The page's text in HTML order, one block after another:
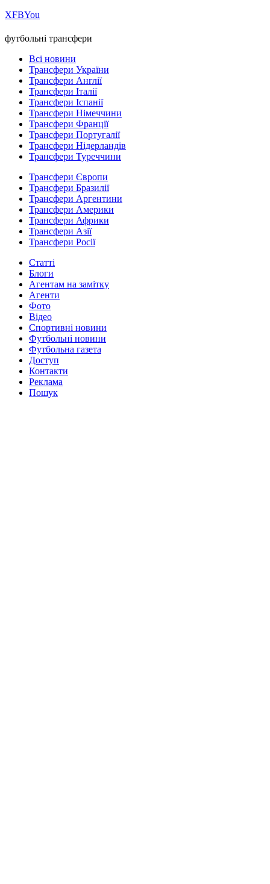
ХFBYou
футбольні трансфери
Всі новини
Трансфери України
Трансфери Англії
Трансфери Італії
Трансфери Іспанії
Трансфери Німеччини
Трансфери Франції
Трансфери Португалії
Трансфери Нідерландів
Трансфери Туреччини
Трансфери Європи
Трансфери Бразилії
Трансфери Аргентини
Трансфери Америки
Трансфери Африки
Трансфери Азії
Трансфери Росії
Статті
Блоги
Агентам на замітку
Агенти
Фото
Відео
Спортивні новини
Футбольні новини
Футбольна газета
Доступ
Контакти
Реклама
Пошук